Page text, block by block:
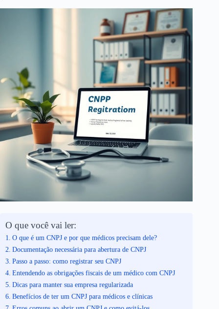
O que você vai ler:
O que é um CNPJ e por que médicos precisam dele?
Documentação necessária para abertura de CNPJ
Passo a passo: como registrar seu CNPJ
Entendendo as obrigações fiscais de um médico com CNPJ
Dicas para manter sua empresa regularizada
Benefícios de ter um CNPJ para médicos e clínicas